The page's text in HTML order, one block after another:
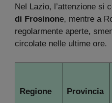
Nel Lazio, l’attenzione si
di Frosinone, mentre a
regolarmente aperte,
circolate nelle ultime ore.
Regione Provincia